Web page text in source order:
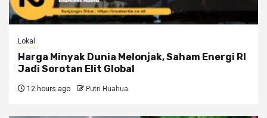
Lokal
Harga Minyak Dunia Melonjak, Saham Energi RI
Jadi Sorotan Elit Global
12 hours ago Putri Huahua